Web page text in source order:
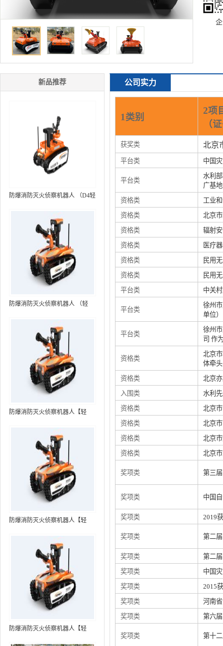
新品推荐
防爆消防灭火侦察机器人 （D4轻
防爆消防灭火侦察机器人 （轻
MC80BD（第6代）
防爆消防灭火侦察机器人【轻
装置+语音控制+跟随功能+5G控
防爆消防灭火侦察机器人【轻
装置+语音控制+跟随功能+5G控
制+水炮跟踪火焰）RXR-
MC80BD（第8代）
防爆消防灭火侦察机器人【轻
公司实力
1类别
2项
（
获奖类 北京
平台类 中国
平台类
水利
广基地
资格类
工业
资格类
北京
资格类
辐射
资格类
医疗
资格类
民用
资格类
民用
平台类
中关
平台类
徐州
单位）
平台类
徐州
司 作
资格类
北京
体牵
资格类
北京
入围类
水利
资格类
北京
资格类
北京
资格类
北京
资格类
北京
奖项类 第三
奖项类 中国
奖项类 2019
奖项类 第二
奖项类
第二
奖项类
中国
奖项类
2015
奖项类
河南
奖项类
第六
奖项类 第十